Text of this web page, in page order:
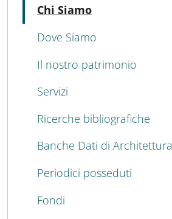
Chi Siamo
Dove Siamo
Il nostro patrimonio
Servizi
Ricerche bibliografiche
Banche Dati di Architettura
Periodici posseduti
Fondi